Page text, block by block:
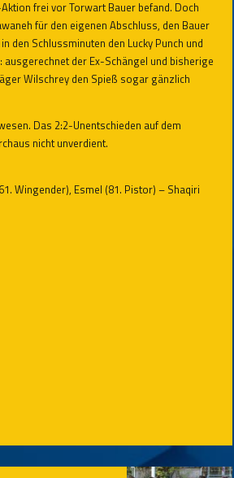
frei vor Torwart Bauer befand. Doch
für den eigenen Abschluss, den Bauer
den Schlussminuten den Lucky Punch und
der Ex-Schängel und bisherige
Wilschrey den Spieß sogar gänzlich
Das 2:2-Unentschieden auf dem
nicht unverdient.
Wingender), Esmel (81. Pistor) – Shaqiri